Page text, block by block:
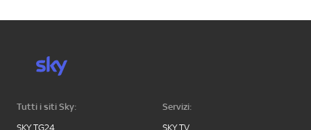
Tutti i siti Sky:
SKY TG24
Servizi:
SKY TV